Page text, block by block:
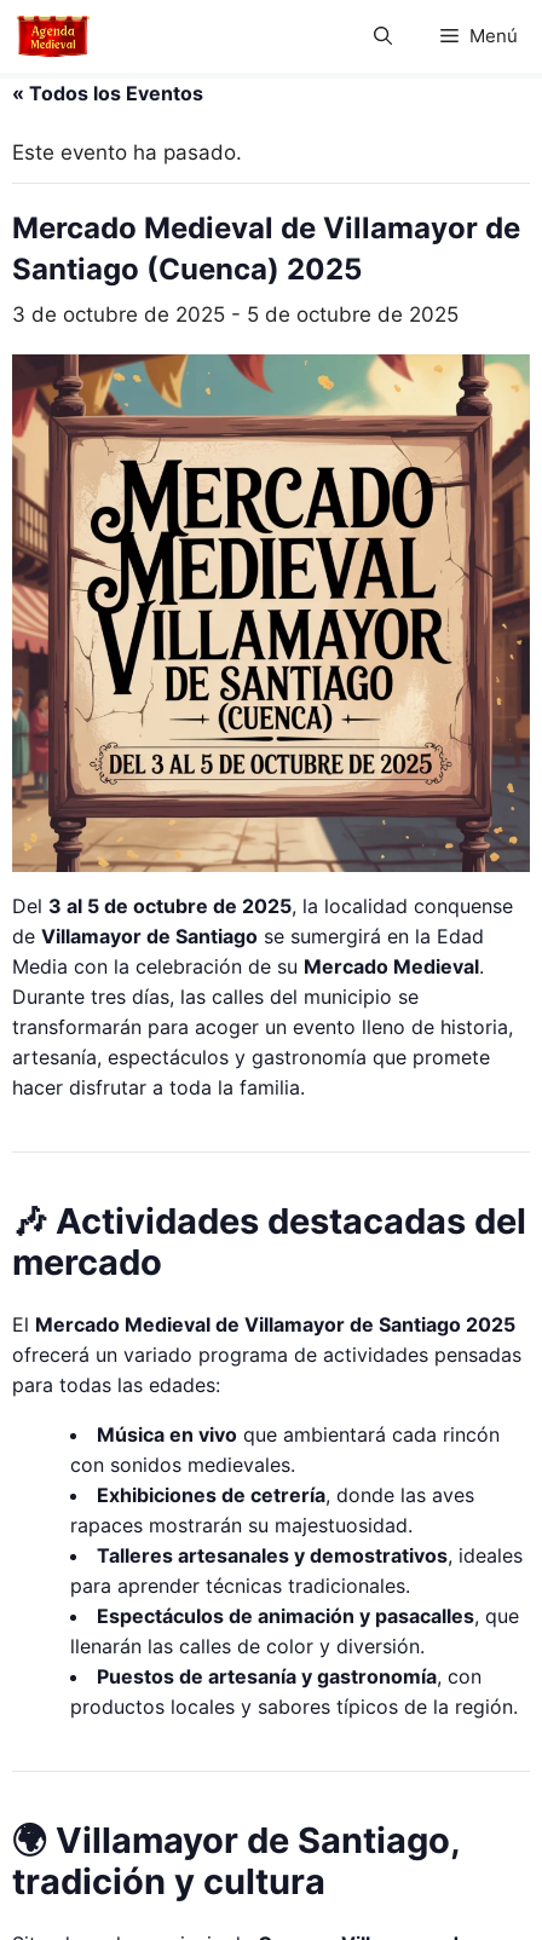
Saltar
Menú
« Todos los Eventos
Este evento ha pasado.
Mercado Medieval de Villamayor de
Santiago (Cuenca) 2025
3 de octubre de 2025 - 5 de octubre de 2025
Del 3 al 5 de octubre de 2025, la localidad conquense
de Villamayor de Santiago se sumergirá en la Edad
Media con la celebración de su Mercado Medieval.
Durante tres días, las calles del municipio se
transformarán para acoger un evento lleno de historia,
artesanía, espectáculos y gastronomía que promete
hacer disfrutar a toda la familia.
🎶 Actividades destacadas del
mercado
El Mercado Medieval de Villamayor de Santiago 2025
ofrecerá un variado programa de actividades pensadas
para todas las edades:
Música en vivo que ambientará cada rincón
con sonidos medievales.
Exhibiciones de cetrería, donde las aves
rapaces mostrarán su majestuosidad.
Talleres artesanales y demostrativos, ideales
para aprender técnicas tradicionales.
Espectáculos de animación y pasacalles, que
llenarán las calles de color y diversión.
Puestos de artesanía y gastronomía, con
productos locales y sabores típicos de la región.
🌍 Villamayor de Santiago,
tradición y cultura